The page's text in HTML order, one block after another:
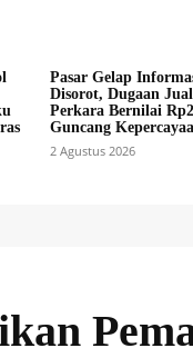
Pasar Gelap
Disorot, Dugaan
Perkara Bernilai
Guncang
2 Agustus 2026